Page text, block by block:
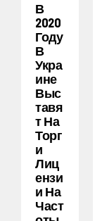
В
2020
Году
В
Укра
Ине
Выс
Тавя
Т На
Торг
И
Лиц
Ензи
И На
Част